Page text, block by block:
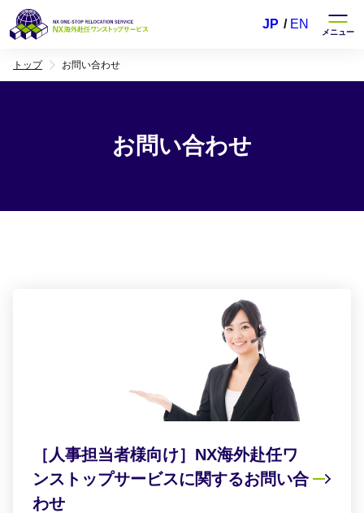
JP EN
トップ お問い合わせ
お問い合わせ
［人事担当者様向け］NX海外赴任ワ
ンストップサービスに関するお問い合
わせ